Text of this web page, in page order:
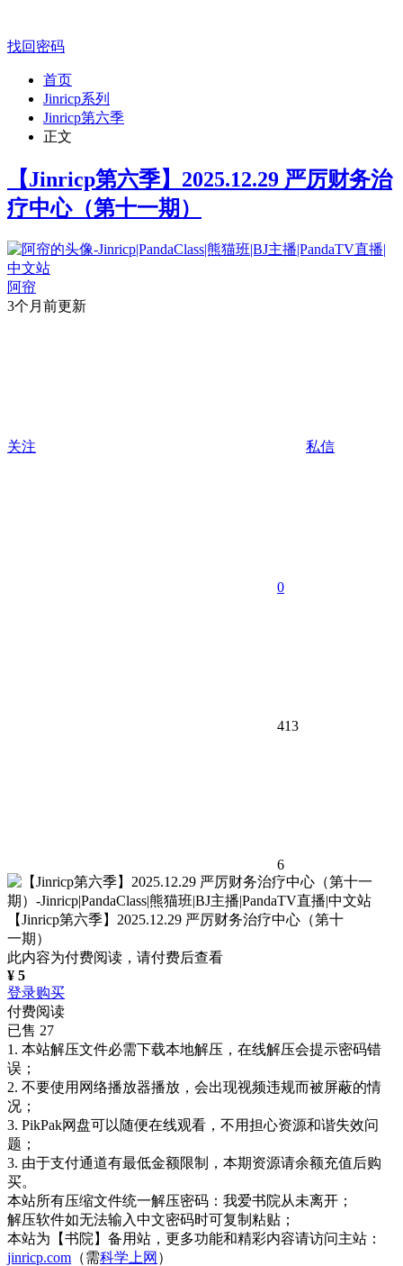
找回密码
首页
Jinricp系列
Jinricp第六季
正文
【Jinricp第六季】2025.12.29 严厉财务治
疗中心（第十一期）
阿帘
3个月前更新
关注 私信
0
413
6
【Jinricp第六季】2025.12.29 严厉财务治疗中心（第十
一期）
此内容为付费阅读，请付费后查看
¥ 5
登录购买
付费阅读
已售 27
1. 本站解压文件必需下载本地解压，在线解压会提示密码错
误；
2. 不要使用网络播放器播放，会出现视频违规而被屏蔽的情
况；
3. PikPak网盘可以随便在线观看，不用担心资源和谐失效问
题；
3. 由于支付通道有最低金额限制，本期资源请余额充值后购
买。
本站所有压缩文件统一解压密码：我爱书院从未离开；
解压软件如无法输入中文密码时可复制粘贴；
本站为【书院】备用站，更多功能和精彩内容请访问主站：
jinricp.com （需科学上网 ）